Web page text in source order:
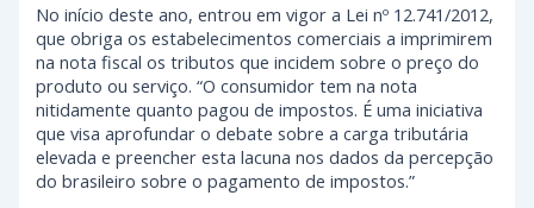
No início deste ano, entrou em vigor a Lei nº 12.741/2012,
que obriga os estabelecimentos comerciais a imprimirem
na nota fiscal os tributos que incidem sobre o preço do
produto ou serviço. “O consumidor tem na nota
nitidamente quanto pagou de impostos. É uma iniciativa
que visa aprofundar o debate sobre a carga tributária
elevada e preencher esta lacuna nos dados da percepção
do brasileiro sobre o pagamento de impostos.”